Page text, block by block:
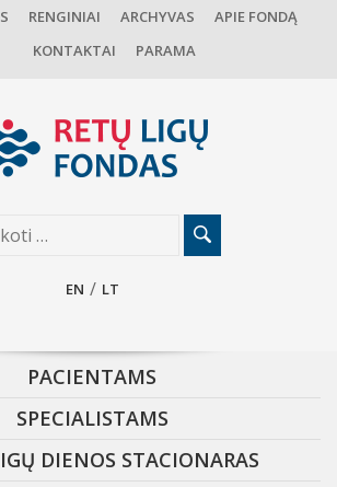
RENGINIAI ARCHYVAS
APIE FONDĄ
KONTAKTAI
PARAMA
EN LT
PACIENTAMS
SPECIALISTAMS
DIENOS STACIONARAS